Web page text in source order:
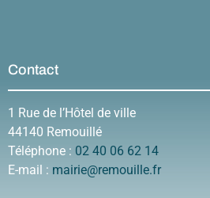
Contact
1 Rue de l’Hôtel de ville
44140 Remouillé
Téléphone : 02 40 06 62 14
E-mail : mairie@remouille.fr